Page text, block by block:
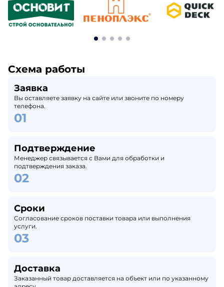
Схема работы
Заявка
Вы оставляете заявку на сайте или звоните по номеру
телефона.
Подтверждение
Менеджер связывается с Вами для обработки и
подтверждения заказа.
Сроки
Согласование сроков поставки товара или выполнения
услуги.
Доставка
Заказанный товар доставляется на объект или по указанному